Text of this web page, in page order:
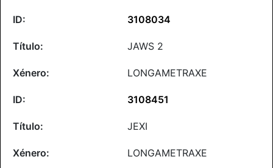
3108034
JAWS 2
LONGAMETRAXE
3108451
JEXI
LONGAMETRAXE